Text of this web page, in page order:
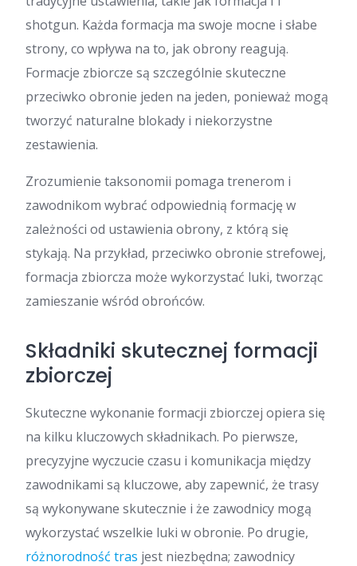
shotgun. Każda formacja ma swoje mocne i słabe
strony, co wpływa na to, jak obrony reagują.
Formacje zbiorcze są szczególnie skuteczne
przeciwko obronie jeden na jeden, ponieważ mogą
tworzyć naturalne blokady i niekorzystne
zestawienia.
Zrozumienie taksonomii pomaga trenerom i
zawodnikom wybrać odpowiednią formację w
zależności od ustawienia obrony, z którą się
stykają. Na przykład, przeciwko obronie strefowej,
formacja zbiorcza może wykorzystać luki, tworząc
zamieszanie wśród obrońców.
Składniki skutecznej formacji
zbiorczej
Skuteczne wykonanie formacji zbiorczej opiera się
na kilku kluczowych składnikach. Po pierwsze,
precyzyjne wyczucie czasu i komunikacja między
zawodnikami są kluczowe, aby zapewnić, że trasy
są wykonywane skutecznie i że zawodnicy mogą
wykorzystać wszelkie luki w obronie. Po drugie,
różnorodność tras jest niezbędna; zawodnicy